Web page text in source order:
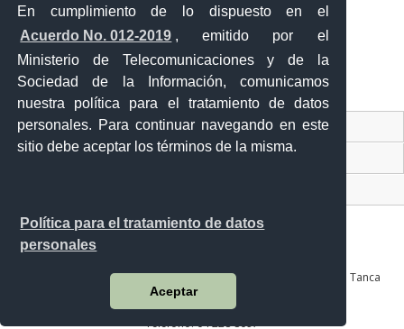
En cumplimiento de lo dispuesto en el
Acuerdo No. 012-2019 , emitido por el
Ministerio de Telecomunicaciones y de la
Sociedad de la Información, comunicamos
nuestra política para el tratamiento de datos
personales. Para continuar navegando en este
sitio debe aceptar los términos de la misma.
Política para el tratamiento de datos
personales
Aceptar
Contacto Ciudadano Digital
Av. Julián Coronel 905 entre Esmeraldas y José Mascote Av. Juan Tanca
Marengo No. 100 y Av. de las Américas
Guayaquil - Ecuador
Teléfono: 04 228 8097